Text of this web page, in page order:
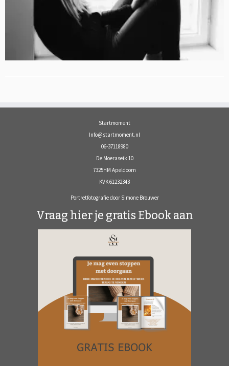
Startmoment
Info@startmoment.nl
06-37118980
De Moeraseik 10
7325HM Apeldoorn
KVK 61232343
Portretfotografie door Simone Brouwer
Vraag hier je gratis Ebook aan